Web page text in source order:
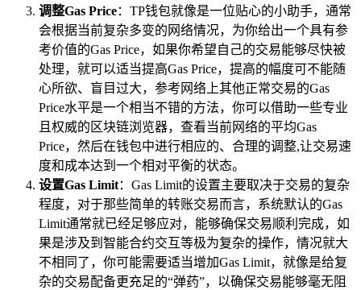
调整Gas Price：TP钱包就像是一位贴心的小助手，通常
会根据当前复杂多变的网络情况，为你给出一个具有参
考价值的Gas Price，如果你希望自己的交易能够尽快被
处理，就可以适当提高Gas Price，提高的幅度可不能随
心所欲、盲目过大，参考网络上其他正常交易的Gas
Price水平是一个相当不错的方法，你可以借助一些专业
且权威的区块链浏览器，查看当前网络的平均Gas
Price，然后在钱包中进行相应的、合理的调整,让交易速
度和成本达到一个相对平衡的状态。
设置Gas Limit：Gas Limit的设置主要取决于交易的复杂
程度，对于那些简单的转账交易而言，系统默认的Gas
Limit通常就已经足够应对，能够确保交易顺利完成，如
果是涉及到智能合约交互等极为复杂的操作，情况就大
不相同了，你可能需要适当增加Gas Limit，就像是给复
杂的交易配备更充足的“弹药”，以确保交易能够毫无阻